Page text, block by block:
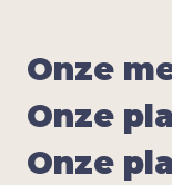
Onze
Onze
Onze